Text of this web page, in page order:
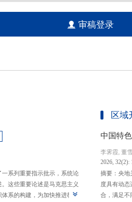
审稿登录
系列重要指示批示，系统论
这些重要论述是马克思主义
系的构建，为加快推进教育
区域
中国特
李霁霞, 董
2026, 32(2):
摘要：央地
度具有动
合，满足不